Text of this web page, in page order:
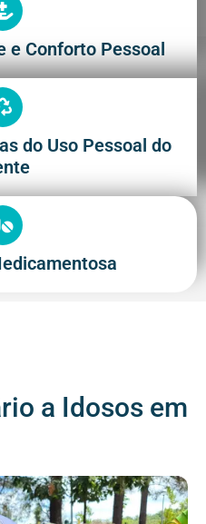
e Conforto Pessoal
do Uso Pessoal do
a Idosos em